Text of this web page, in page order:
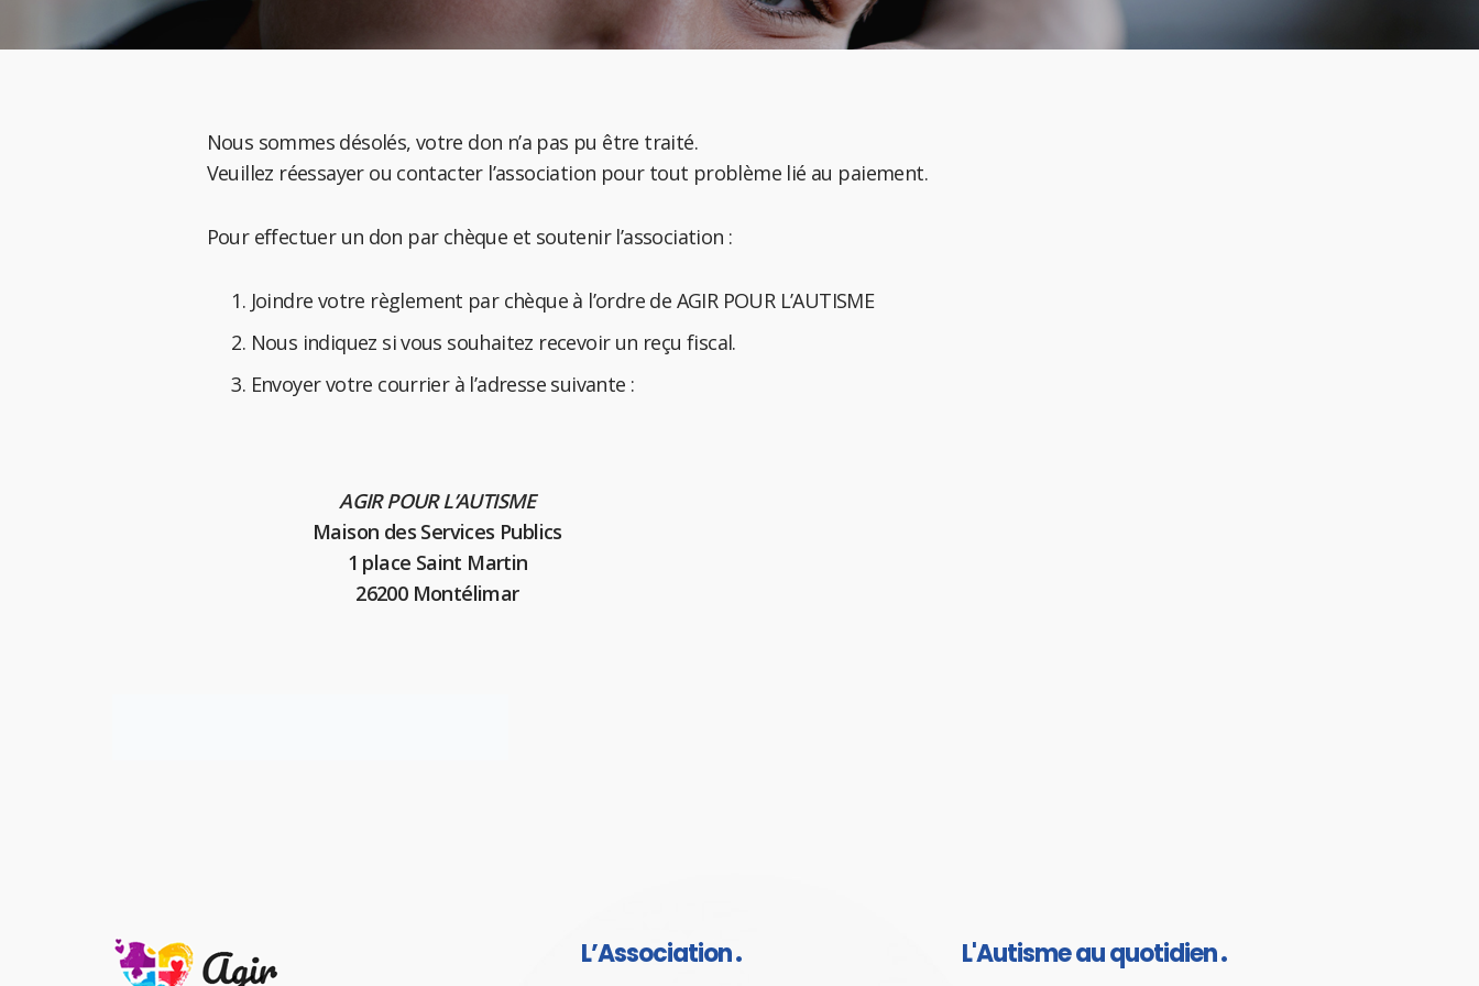
Nous sommes désolés, votre don n’a pas pu être traité.
Veuillez réessayer ou contacter l’association pour tout problème lié au paiement.
Pour effectuer un don par chèque et soutenir l’association :
Joindre votre règlement par chèque à l’ordre de AGIR POUR L’AUTISME
Nous indiquez si vous souhaitez recevoir un reçu fiscal.
Envoyer votre courrier à l’adresse suivante :
AGIR POUR L’AUTISME
Maison des Services Publics
1 place Saint Martin
26200 Montélimar
L’Association L'Autisme au quotidien